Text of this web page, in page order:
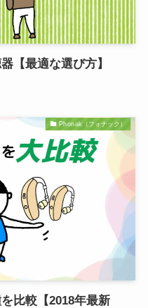
【最適な選び方】
Phonak（フォナック）
比較【2018年最新